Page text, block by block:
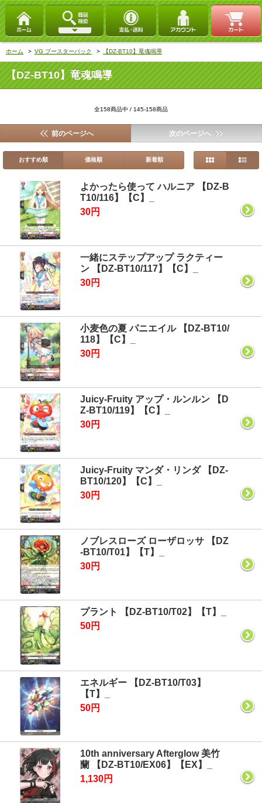
ホーム > VG ブースターパック > 【DZ-BT10】竜魂鳴導
【DZ-BT10】竜魂鳴導
全158商品中 / 145-158商品
前のページへ 次のページへ
おすすめ順 価格順 新着順
よかったら使って ハルニア 【DZ-B
T10/116】【C】_
30円
一緒にステップアップ ラクティー
ン 【DZ-BT10/117】【C】_
30円
小麦色の夏 パニエイル 【DZ-BT10/
118】【C】_
30円
Juicy-Fruity アップ・ルンルン 【D
Z-BT10/119】【C】_
30円
Juicy-Fruity マンダ・リンダ 【DZ-
BT10/120】【C】_
30円
ノブレスローズ ローザロッサ 【DZ
-BT10/T01】【T】_
30円
プラント 【DZ-BT10/T02】【T】_
50円
エネルギー 【DZ-BT10/T03】
【T】_
50円
10th anniversary Afterglow 美竹
蘭 【DZ-BT10/EX06】【EX】_
1,130円